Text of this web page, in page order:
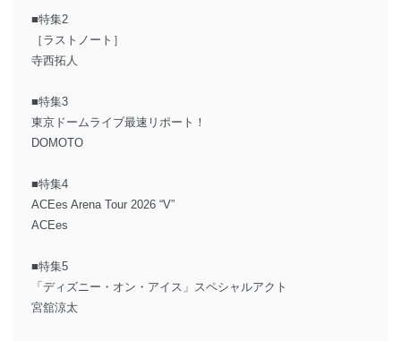
■特集2
［ラストノート］
寺西拓人
■特集3
東京ドームライブ最速リポート！
DOMOTO
■特集4
ACEes Arena Tour 2026 “V”
ACEes
■特集5
「ディズニー・オン・アイス」スペシャルアクト
宮舘涼太